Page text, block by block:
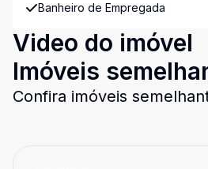
Banheiro de Empregada
Video do imóvel
Imóveis
Confira imóveis